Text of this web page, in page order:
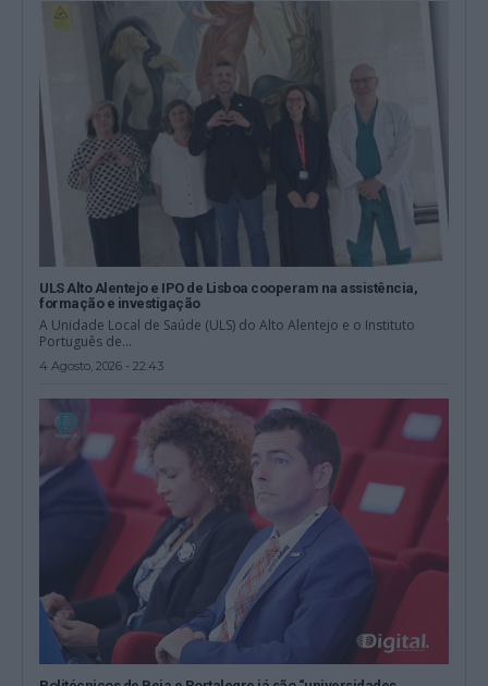
ULS Alto Alentejo e IPO de Lisboa cooperam na assistência,
formação e investigação
A Unidade Local de Saúde (ULS) do Alto Alentejo e o Instituto
Português de...
4 Agosto, 2026 - 22:43